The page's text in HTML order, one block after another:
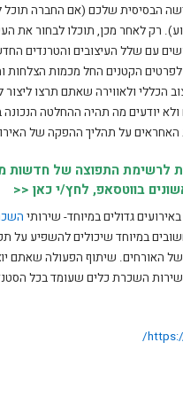
הבסיסית שלכם (אם החברה
רק לאחר מכן, תוכלו לבחור את
עם שלל העיצובים והטרנדים
הקטנים החל מכמות הצלחות
הכללי ולאווירה שאתם תרצו
יודעים מה תהיה ההחלטה הנכונה
האחראים על תהליך ההפקה של
לרשימת התפוצה של חדשות
בווטסאפ, לחץ/י כאן <<
גדולים במיוחד- שירותי
במיוחד שיכולים להשפיע על
של האורחים. שיתוף הפעולה שאתם
השכרת כלים שעומד בכל